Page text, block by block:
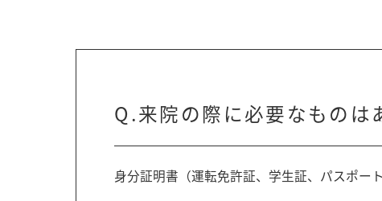
Q.来院の際に必要なものは
身分証明書（運転免許証、学生証、パスポー